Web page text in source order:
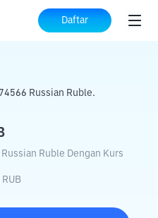
Daftar
RUB
Russian Ruble.
Ruble Dengan Kurs
RUB